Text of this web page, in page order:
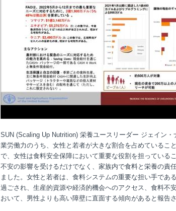
SUN (Scaling Up Nutrition) 栄養ユースリーダー ジェイン
業労働力のうち、女性と若者が大きな割合を占めているこ
で、女性は食料安全保障において重要な役割を担っている
不安の影響を受けるだけでなく、家族内で食料と栄養の責
ました。女性と若者は、食料システムの重要な担い手であ
過ごされ、生産的資源や経済的機会へのアクセス、食料不
おいて、男性よりも高い障壁に直面する傾向があると報告さ